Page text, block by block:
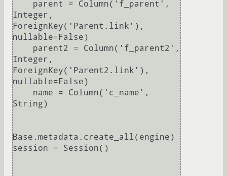
Integer,
ForeignKey('Parent.link'),
nullable=False)
Integer,
ForeignKey('Parent2.link'),
nullable=False)
String)
Base.metadata.create_all(engine)
session = Session()